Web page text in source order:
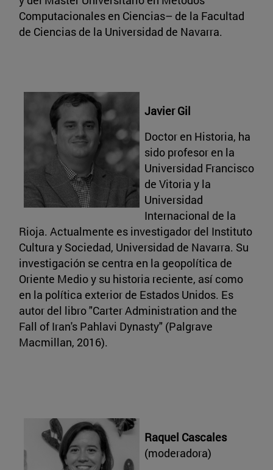
Computacionales en Ciencias– de la Facultad
de Ciencias de la Universidad de Navarra.
Javier Gil
Doctor en Historia, ha
sido profesor en la
Universidad Francisco
de Vitoria y la
Universidad
Internacional de la
Rioja. Actualmente es investigador del Instituto
Cultura y Sociedad, Universidad de Navarra. Su
investigación se centra en la geopolítica de
Oriente Medio y su historia reciente, así como
en la política exterior de Estados Unidos. Es
autor del libro "Carter Administration and the
Fall of Iran's Pahlavi Dynasty" (Palgrave
Macmillan, 2016).
Raquel Cascales
(moderadora)